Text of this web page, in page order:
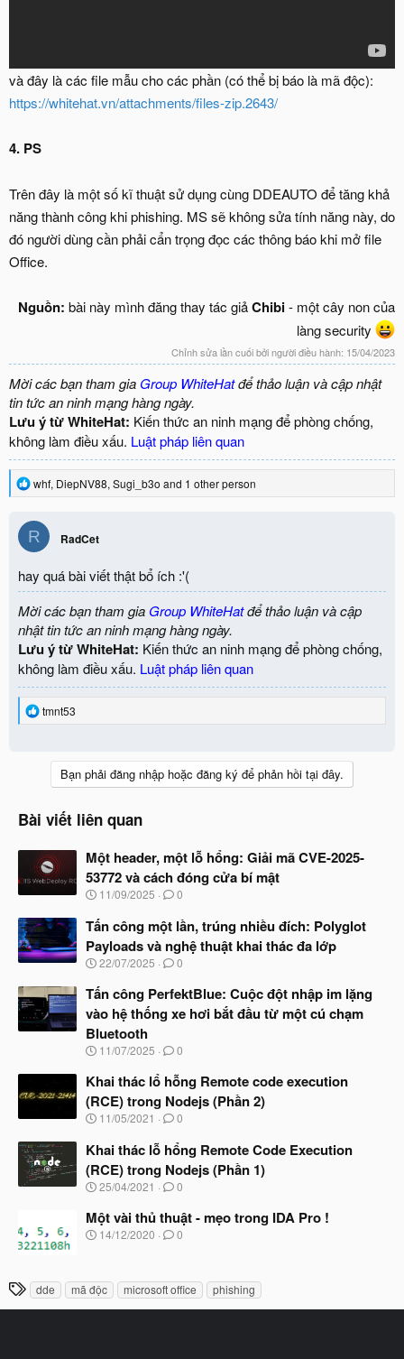
và đây là các file mẫu cho các phần (có thể bị báo là mã độc):
https://whitehat.vn/attachments/files-zip.2643/
4. PS
Trên đây là một số kĩ thuật sử dụng cùng DDEAUTO để tăng khả
năng thành công khi phishing. MS sẽ không sửa tính năng này, do
đó người dùng cần phải cẩn trọng đọc các thông báo khi mở file
Office.
Nguồn: bài này mình đăng thay tác giảChibi- một cây non của
làng security
Chỉnh sửa lần cuối bởi người điều hành: 15/04/2023
Mời các bạn tham gia Group WhiteHatđể thảo luận và cập nhật
tin tức an ninh mạng hàng ngày.
Lưu ý từ WhiteHat: Kiến thức an ninh mạng để phòng chống,
không làm điều xấu. Luật pháp liên quan
R
e
c
t
i
n
s
:
whf, DiepNV88, Sugi_b3o and 1 other person
R RadCet
hay quá bài viết thật bổ ích :'(
Mời các bạn tham gia Group WhiteHatđể thảo luận và cập
nhật tin tức an ninh mạng hàng ngày.
Lưu ý từ WhiteHat: Kiến thức an ninh mạng để phòng chống,
không làm điều xấu. Luật pháp liên quan
R
tmnt53
Bạn phải đăng nhập hoặc đăng ký để phản hồi tại đây.
Bài viết liên quan
Một header, một lỗ hổng: Giải mã CVE-2025-
53772 và cách đóng cửa bí mật
N
à
y
b
ắ
đ
ầ
u
11/09/2025 0
Tấn công một lần, trúng nhiều đích: Polyglot
Payloads và nghệ thuật khai thác đa lớp
N
à
b
ắ
t
ầ
u
22/07/2025 0
Tấn công PerfektBlue: Cuộc đột nhập im lặng
vào hệ thống xe hơi bắt đầu từ một cú chạm
Bluetooth
N
à
b
ắ
đ
ầ
u
11/07/2025 0
Khai thác lổ hỗng Remote code execution
(RCE) trong Nodejs (Phần 2)
N
à
y
b
ắ
đ
ầ
11/05/2021 0
Khai thác lỗ hổng Remote Code Execution
(RCE) trong Nodejs (Phần 1)
N
à
y
b
đ
ầ
25/04/2021 0
Một vài thủ thuật - mẹo trong IDA Pro !
N
b
14/12/2020 0
T
h
dde mã độc microsoft office phishing